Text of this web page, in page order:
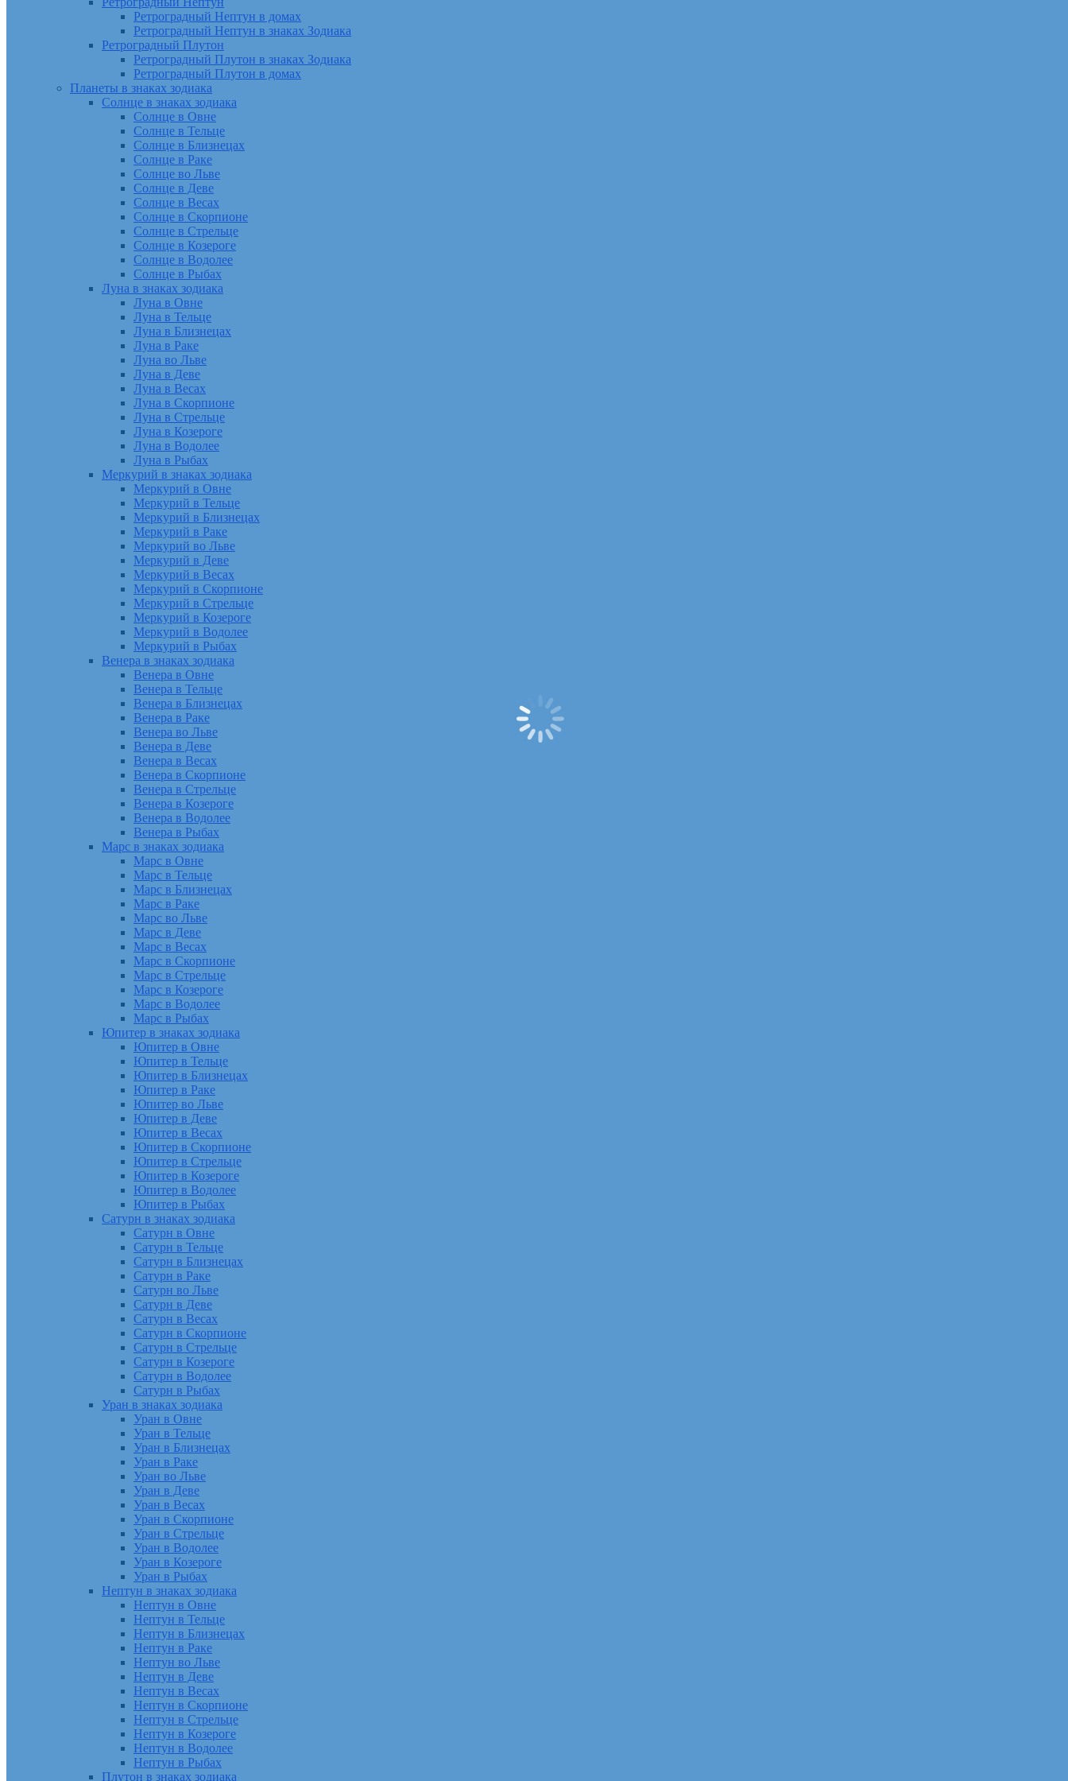
Ретроградный Нептун в домах
Ретроградный Нептун в знаках Зодиака
Ретроградный Плутон
Ретроградный Плутон в знаках Зодиака
Ретроградный Плутон в домах
Планеты в знаках зодиака
Солнце в знаках зодиака
Солнце в Овне
Солнце в Тельце
Солнце в Близнецах
Солнце в Раке
Солнце во Льве
Солнце в Деве
Солнце в Весах
Солнце в Скорпионе
Солнце в Стрельце
Солнце в Козероге
Солнце в Водолее
Солнце в Рыбах
Луна в знаках зодиака
Луна в Овне
Луна в Тельце
Луна в Близнецах
Луна в Раке
Луна во Льве
Луна в Деве
Луна в Весах
Луна в Скорпионе
Луна в Стрельце
Луна в Козероге
Луна в Водолее
Луна в Рыбах
Меркурий в знаках зодиака
Меркурий в Овне
Меркурий в Тельце
Меркурий в Близнецах
Меркурий в Раке
Меркурий во Льве
Меркурий в Деве
Меркурий в Весах
Меркурий в Скорпионе
Меркурий в Стрельце
Меркурий в Козероге
Меркурий в Водолее
Меркурий в Рыбах
Венера в знаках зодиака
Венера в Овне
Венера в Тельце
Венера в Близнецах
Венера в Раке
Венера во Льве
Венера в Деве
Венера в Весах
Венера в Скорпионе
Венера в Стрельце
Венера в Козероге
Венера в Водолее
Венера в Рыбах
Марс в знаках зодиака
Марс в Овне
Марс в Тельце
Марс в Близнецах
Марс в Раке
Марс во Льве
Марс в Деве
Марс в Весах
Марс в Скорпионе
Марс в Стрельце
Марс в Козероге
Марс в Водолее
Марс в Рыбах
Юпитер в знаках зодиака
Юпитер в Овне
Юпитер в Тельце
Юпитер в Близнецах
Юпитер в Раке
Юпитер во Льве
Юпитер в Деве
Юпитер в Весах
Юпитер в Скорпионе
Юпитер в Стрельце
Юпитер в Козероге
Юпитер в Водолее
Юпитер в Рыбах
Сатурн в знаках зодиака
Сатурн в Овне
Сатурн в Тельце
Сатурн в Близнецах
Сатурн в Раке
Сатурн во Льве
Сатурн в Деве
Сатурн в Весах
Сатурн в Скорпионе
Сатурн в Стрельце
Сатурн в Козероге
Сатурн в Водолее
Сатурн в Рыбах
Уран в знаках зодиака
Уран в Овне
Уран в Тельце
Уран в Близнецах
Уран в Раке
Уран во Льве
Уран в Деве
Уран в Весах
Уран в Скорпионе
Уран в Стрельце
Уран в Водолее
Уран в Козероге
Уран в Рыбах
Нептун в знаках зодиака
Нептун в Овне
Нептун в Тельце
Нептун в Близнецах
Нептун в Раке
Нептун во Льве
Нептун в Деве
Нептун в Весах
Нептун в Скорпионе
Нептун в Стрельце
Нептун в Козероге
Нептун в Водолее
Нептун в Рыбах
Плутон в знаках зодиака